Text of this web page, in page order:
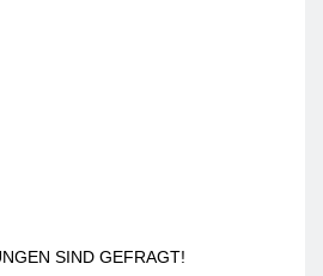
SIND GEFRAGT!